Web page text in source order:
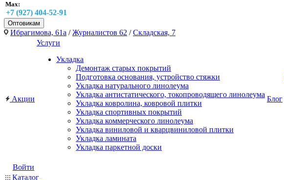
Max:
+7 (927) 404-52-91
Оптовикам
Ибрагимова, 61а /Журналистов 62 /Складская, 7
Акции
Услуги
Укладка
Демонтаж старых покрытий
Подготовка основания, устройство стяжки
Укладка натурального линолеума
Укладка антистатического, токопроводящего линолеума
Укладка ковролина, ковровой плитки
Укладка спортивных покрытий
Укладка коммерческого линолеума
Укладка виниловой и кварцвиниловой плитки
Укладка ламината
Укладка паркетной доски
Блог
Войти
Каталог